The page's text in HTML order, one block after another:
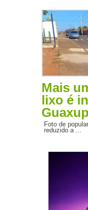
Mais
lixo é
Foto de
reduzido a ...